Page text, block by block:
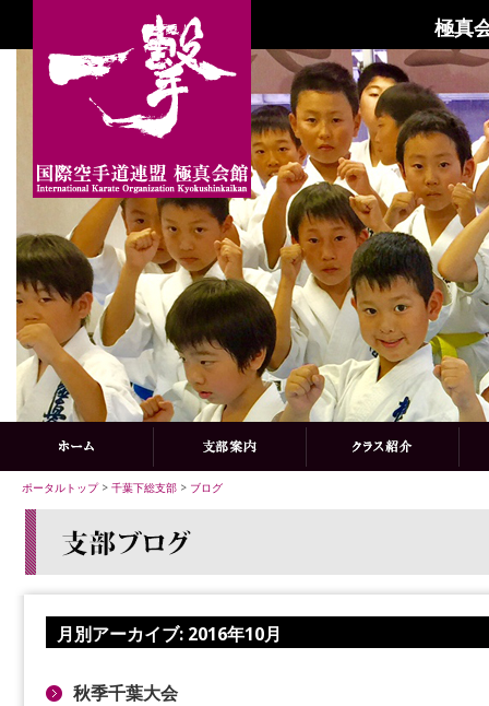
極真
ポータルトップ> 千葉下総支部 > ブログ
月別アーカイブ: 2016年10月
秋季千葉大会